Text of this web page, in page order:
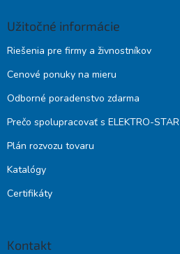
Užitočné informácie
Riešenia pre firmy a živnostníkov
Cenové ponuky na mieru
Odborné poradenstvo zdarma
Prečo spolupracovať s ELEKTRO-STAR
Plán rozvozu tovaru
Katalógy
Certifikáty
Kontakt